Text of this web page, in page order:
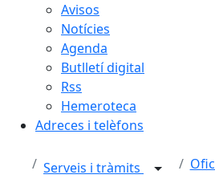
Avisos
Notícies
Agenda
Butlletí digital
Rss
Hemeroteca
Adreces i telèfons
Serveis i tràmits